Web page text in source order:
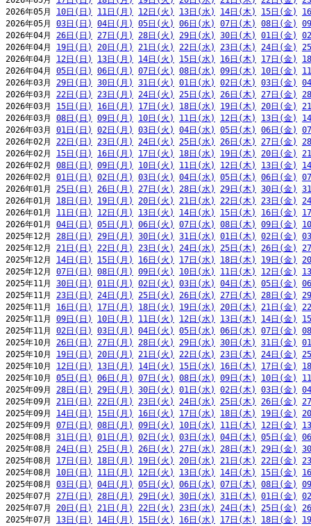
2026年05月 10日(日) 11日(月) 12日(火) 13日(水) 14日(木) 15日(金)
2026年05月 03日(日) 04日(月) 05日(火) 06日(水) 07日(木) 08日(金)
2026年04月 26日(日) 27日(月) 28日(火) 29日(水) 30日(木) 01日(金)
2026年04月 19日(日) 20日(月) 21日(火) 22日(水) 23日(木) 24日(金)
2026年04月 12日(日) 13日(月) 14日(火) 15日(水) 16日(木) 17日(金)
2026年04月 05日(日) 06日(月) 07日(火) 08日(水) 09日(木) 10日(金)
2026年03月 29日(日) 30日(月) 31日(火) 01日(水) 02日(木) 03日(金)
2026年03月 22日(日) 23日(月) 24日(火) 25日(水) 26日(木) 27日(金)
2026年03月 15日(日) 16日(月) 17日(火) 18日(水) 19日(木) 20日(金)
2026年03月 08日(日) 09日(月) 10日(火) 11日(水) 12日(木) 13日(金)
2026年03月 01日(日) 02日(月) 03日(火) 04日(水) 05日(木) 06日(金)
2026年02月 22日(日) 23日(月) 24日(火) 25日(水) 26日(木) 27日(金)
2026年02月 15日(日) 16日(月) 17日(火) 18日(水) 19日(木) 20日(金)
2026年02月 08日(日) 09日(月) 10日(火) 11日(水) 12日(木) 13日(金)
2026年02月 01日(日) 02日(月) 03日(火) 04日(水) 05日(木) 06日(金)
2026年01月 25日(日) 26日(月) 27日(火) 28日(水) 29日(木) 30日(金)
2026年01月 18日(日) 19日(月) 20日(火) 21日(水) 22日(木) 23日(金)
2026年01月 11日(日) 12日(月) 13日(火) 14日(水) 15日(木) 16日(金)
2026年01月 04日(日) 05日(月) 06日(火) 07日(水) 08日(木) 09日(金)
2025年12月 28日(日) 29日(月) 30日(火) 31日(水) 01日(木) 02日(金)
2025年12月 21日(日) 22日(月) 23日(火) 24日(水) 25日(木) 26日(金)
2025年12月 14日(日) 15日(月) 16日(火) 17日(水) 18日(木) 19日(金)
2025年12月 07日(日) 08日(月) 09日(火) 10日(水) 11日(木) 12日(金)
2025年11月 30日(日) 01日(月) 02日(火) 03日(水) 04日(木) 05日(金)
2025年11月 23日(日) 24日(月) 25日(火) 26日(水) 27日(木) 28日(金)
2025年11月 16日(日) 17日(月) 18日(火) 19日(水) 20日(木) 21日(金)
2025年11月 09日(日) 10日(月) 11日(火) 12日(水) 13日(木) 14日(金)
2025年11月 02日(日) 03日(月) 04日(火) 05日(水) 06日(木) 07日(金)
2025年10月 26日(日) 27日(月) 28日(火) 29日(水) 30日(木) 31日(金)
2025年10月 19日(日) 20日(月) 21日(火) 22日(水) 23日(木) 24日(金)
2025年10月 12日(日) 13日(月) 14日(火) 15日(水) 16日(木) 17日(金)
2025年10月 05日(日) 06日(月) 07日(火) 08日(水) 09日(木) 10日(金)
2025年09月 28日(日) 29日(月) 30日(火) 01日(水) 02日(木) 03日(金)
2025年09月 21日(日) 22日(月) 23日(火) 24日(水) 25日(木) 26日(金)
2025年09月 14日(日) 15日(月) 16日(火) 17日(水) 18日(木) 19日(金)
2025年09月 07日(日) 08日(月) 09日(火) 10日(水) 11日(木) 12日(金)
2025年08月 31日(日) 01日(月) 02日(火) 03日(水) 04日(木) 05日(金)
2025年08月 24日(日) 25日(月) 26日(火) 27日(水) 28日(木) 29日(金)
2025年08月 17日(日) 18日(月) 19日(火) 20日(水) 21日(木) 22日(金)
2025年08月 10日(日) 11日(月) 12日(火) 13日(水) 14日(木) 15日(金)
2025年08月 03日(日) 04日(月) 05日(火) 06日(水) 07日(木) 08日(金)
2025年07月 27日(日) 28日(月) 29日(火) 30日(水) 31日(木) 01日(金)
2025年07月 20日(日) 21日(月) 22日(火) 23日(水) 24日(木) 25日(金)
2025年07月 13日(日) 14日(月) 15日(火) 16日(水) 17日(木) 18日(金)